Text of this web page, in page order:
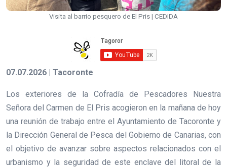
Visita al barrio pesquero de El Pris | CEDIDA
07.07.2026 | Tacoronte
Los exteriores de la Cofradía de Pescadores Nuestra
Señora del Carmen de El Pris acogieron en la mañana de hoy
una reunión de trabajo entre el Ayuntamiento de Tacoronte y
la Dirección General de Pesca del Gobierno de Canarias, con
el objetivo de avanzar sobre aspectos relacionados con el
urbanismo y la seguridad de este enclave del litoral de la